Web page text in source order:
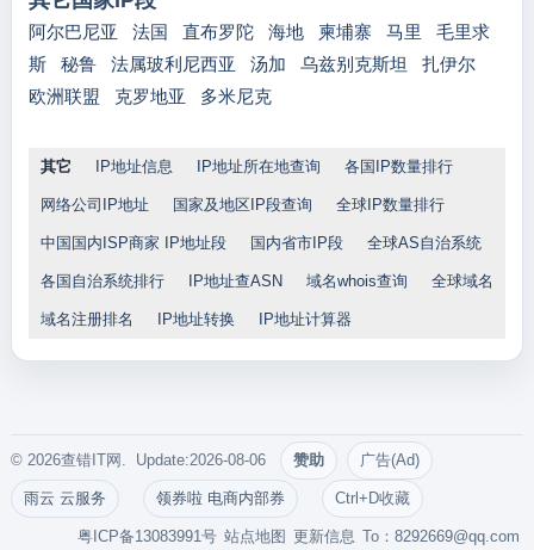
阿尔巴尼亚 法国 直布罗陀 海地 柬埔寨 马里
毛里求
斯
秘鲁 法属玻利尼西亚 汤加 乌兹别克斯坦
扎伊尔
欧洲联盟
克罗地亚 多米尼克
其它 IP地址信息 IP地址所在地查询 各国IP数量排行
网络公司IP地址 国家及地区IP段查询 全球IP数量排行
中国国内ISP商家 IP地址段 国内省市IP段 全球AS自治系统
各国自治系统排行 IP地址查ASN 域名whois查询 全球域名
域名注册排名 IP地址转换 IP地址计算器
© 2026查错IT网. Update:2026-08-06 赞助 广告(Ad)
雨云 云服务 领券啦 电商内部券 Ctrl+D收藏
To：8292669@qq.com
更新信息
站点地图
粤ICP备13083991号